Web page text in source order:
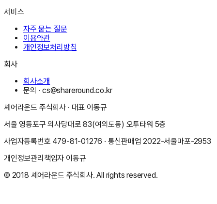
서비스
자주 묻는 질문
이용약관
개인정보처리방침
회사
회사소개
문의 ·cs@shareround.co.kr
셰어라운드 주식회사 · 대표 이동규
서울 영등포구 의사당대로 83(여의도동) 오투타워 5층
사업자등록번호 479-81-01276 · 통신판매업2022-서울마포-2953
개인정보관리책임자 이동규
© 2018 셰어라운드 주식회사. All rights reserved.